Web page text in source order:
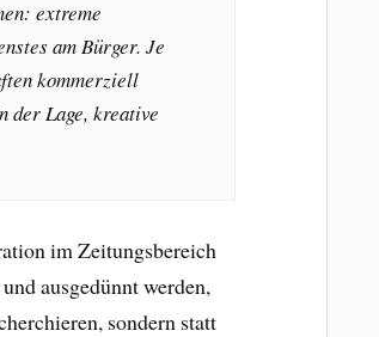
extreme
am Bürger. Je
kommerziell
der Lage, kreative
im Zeitungsbereich
ausgedünnt werden,
sondern statt